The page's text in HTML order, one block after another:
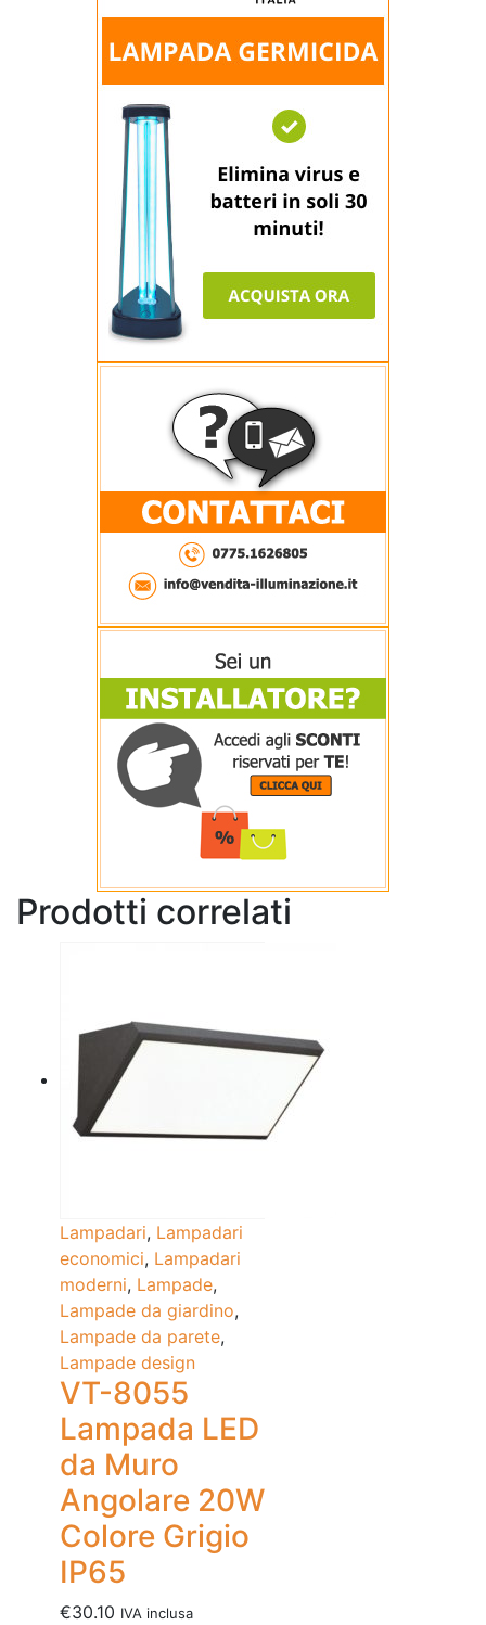
Prodotti correlati
Lampadari, Lampadari
economici, Lampadari
moderni, Lampade,
Lampade da giardino,
Lampade da parete,
Lampade design
VT-8055
Lampada LED
da Muro
Angolare 20W
Colore Grigio
IP65
€30.10 IVA inclusa